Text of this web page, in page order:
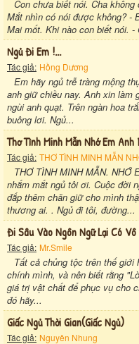
Con chưa biết nói. Cha
Mắt nhìn có nói được không? -
Mai mốt. Khi nào con biết nói.
Ngủ Đi Em !...
Tác giả: Hồng Dương
Em hãy ngủ trễ tràng mộng
anh giữ chiều nay. Anh xin làm
ngùi anh quạt. Trên ngàn hoa
buông lơi. Ngủ...
Thơ Tình Minh Mẫn Nhớ Em Anh
Tác giả: THƠ TÌNH MINH MẪN
THƠ TÌNH MINH MẪN. NHỚ
nhắm mắt ngủ tôi ơi. Cuộc đời
đắp thêm chăn giữ cho mình
thương ai. . Ngủ đi tôi, đường...
Đi Sâu Vào Ngôn Ngữ Lại Có Vô
Tác giả: Mr.Smile
Tất cả chủng tộc trên thế giới
chính mình, và nên biết rằng
giá trị vật chất để phục vụ cho
đó hãy...
Giấc Ngủ Thời Gian(giấc Ngủ)
Tác giả: Nguyên Nhung